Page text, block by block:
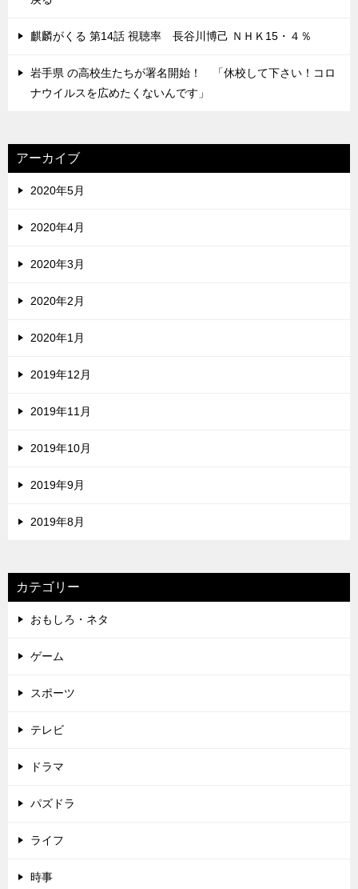
麒麟がくる 第14話 視聴率 長谷川博己 ＮＨＫ15・４％
岩手県 の高校生たちが署名開始！ 「休校して下さい！コロ
ナウイルスを広めたくないんです」
アーカイブ
2020年5月
2020年4月
2020年3月
2020年2月
2020年1月
2019年12月
2019年11月
2019年10月
2019年9月
2019年8月
カテゴリー
おもしろ・ネタ
ゲーム
スポーツ
テレビ
ドラマ
パズドラ
ライフ
時事